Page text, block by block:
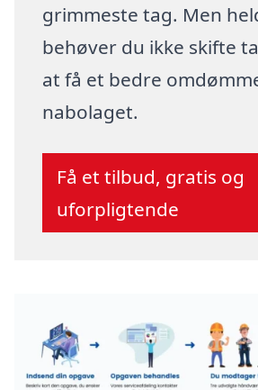
grimmeste tag. Men
behøver du ikke skifte
at få et bedre
nabolaget.
Få et tilbud, gratis og
uforpligtende